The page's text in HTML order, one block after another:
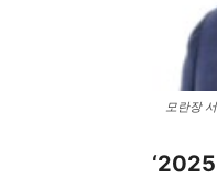
모란장